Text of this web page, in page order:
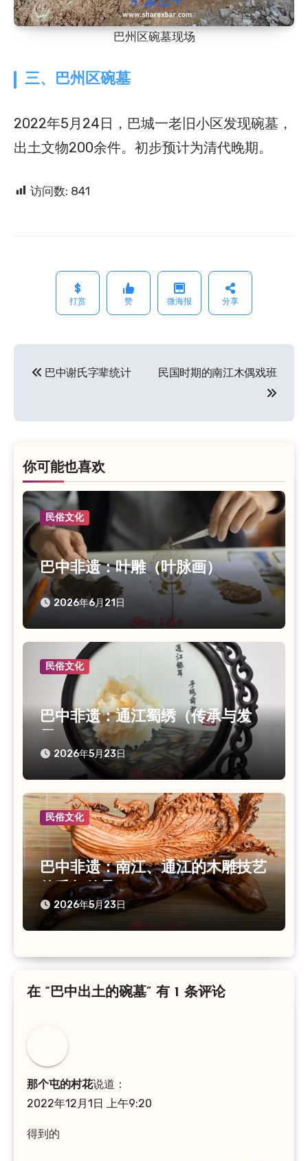
巴州区碗墓现场
三、巴州区碗墓
2022年5月24日，巴城一老旧小区发现碗墓，
出土文物200余件。初步预计为清代晚期。
访问数: 841
打赏 赞 微海报 分享
文
导
巴中谢氏字辈统计 民国时期的南江木偶戏班
你可能也喜欢
民俗文化
巴中非遗：叶雕（叶脉画）
2026年6月21日
民俗文化
巴中非遗：通江蜀绣（传承与发
展）
2026年5月23日
民俗文化
巴中非遗：南江、通江的木雕技艺
的千年传承
2026年5月23日
在 “巴中出土的碗墓” 有 1 条评论
那个屯的村花说道：
2022年12月1日 上午9:20
得到的